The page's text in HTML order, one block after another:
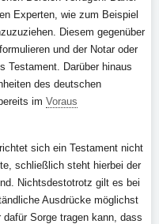
Experten, wie zum Beispiel
Diesem gegenüber
und der Notar oder
Testament. Darüber hinaus
des deutschen
im Voraus
sich ein Testament nicht
schließlich steht hierbei der
Nichtsdestotrotz gilt es bei
Ausdrücke möglichst
Sorge tragen kann, dass